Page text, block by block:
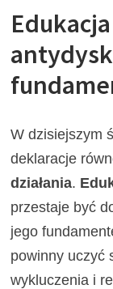
Edukacja
W dzisiejszym
deklaracje
działania.
przestaje być
jego
powinny uczyć
wykluczenia i